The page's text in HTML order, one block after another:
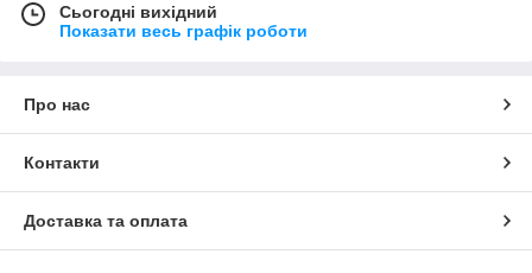
Сьогодні вихідний
Показати весь графік роботи
Про нас
Контакти
Доставка та оплата